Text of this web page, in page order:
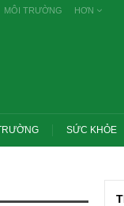
MÔI TRƯỜNG HƠN
SỨC KHỎE